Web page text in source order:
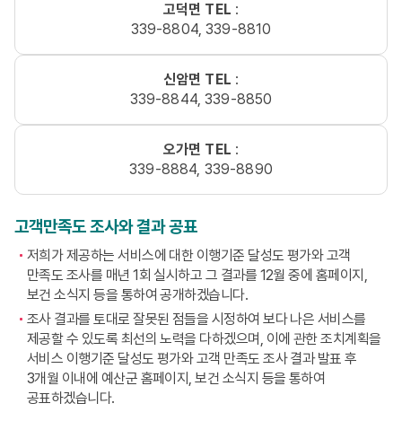
고덕면 TEL :
339-8804, 339-8810
신암면 TEL :
339-8844, 339-8850
오가면 TEL :
339-8884, 339-8890
고객만족도 조사와 결과 공표
저희가 제공하는 서비스에 대한 이행기준 달성도 평가와 고객
만족도 조사를 매년 1회 실시하고 그 결과를 12월 중에 홈페이지,
보건 소식지 등을 통하여 공개하겠습니다.
조사 결과를 토대로 잘못된 점들을 시정하여 보다 나은 서비스를
제공할 수 있도록 최선의 노력을 다하겠으며, 이에 관한 조치계획을
서비스 이행기준 달성도 평가와 고객 만족도 조사 결과 발표 후
3개월 이내에 예산군 홈페이지, 보건 소식지 등을 통하여
공표하겠습니다.